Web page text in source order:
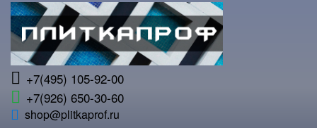
+7(495) 105-92-00
+7(926) 650-30-60
shop@plitkaprof.ru